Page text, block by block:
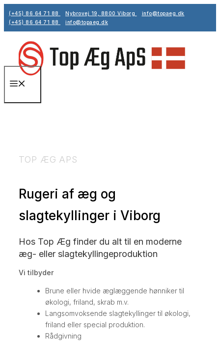
Hop
indhold
(+45) 86 64 71 88 Nybrovej 19, 8800 Viborg
info@topaeg.dk
(+45) 86 64 71 88
info@topaeg.dk
TOP ÆG APS
Rugeri af æg og
slagtekyllinger i Viborg
Hos Top Æg finder du alt til en moderne
æg- eller slagtekyllingeproduktion
Vi tilbyder
Brune eller hvide æglæggende hønniker til
økologi, friland, skrab m.v.
Langsomvoksende slagtekyllinger til økologi,
friland eller special produktion.
Rådgivning